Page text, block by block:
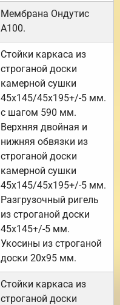
Мембрана Ондутис
А100.
Стойки каркаса из
строганой доски
камерной сушки
45х145/45х195+/-5 мм.
с шагом 590 мм.
Верхняя двойная и
нижняя обвязки из
строганой доски
камерной сушки
45х145/45х195+/-5 мм.
Разгрузочный ригель
из строганой доски
45х145+/-5 мм.
Укосины из строганой
доски 20х95 мм.
Стойки каркаса из
строганой доски